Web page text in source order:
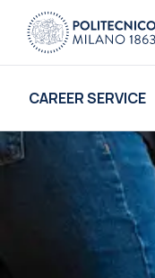
CAREER SERVICE